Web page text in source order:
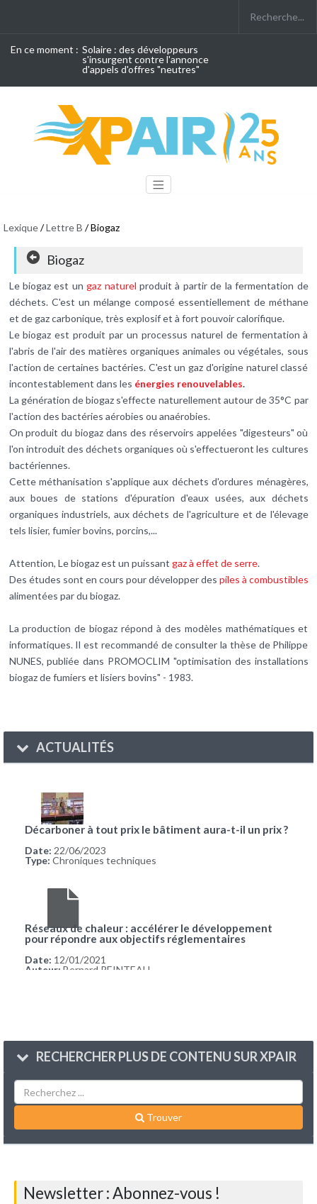
En ce moment : Solaire : des développeurs
s'insurgent contre l'annonce
d'appels d'offres "neutres"
Lexique/Lettre B / Biogaz
Biogaz
Le biogaz est ungaz naturel produit à partir de la fermentation de
déchets. C'est un mélange composé essentiellement de méthane
et de gaz carbonique, très explosif et à fort pouvoir calorifique.
Le biogaz est produit par un processus naturel de fermentation à
l'abris de l'air des matières organiques animales ou végétales, sous
l'action de certaines bactéries. C'est un gaz d'origine naturel classé
incontestablement dans les énergies renouvelables.
La génération de biogaz s'effecte naturellement autour de 35°C par
l'action des bactéries aérobies ou anaérobies.
On produit du biogaz dans des réservoirs appelées "digesteurs" où
l'on introduit des déchets organiques où s'effectueront les cultures
bactériennes.
Cette méthanisation s'applique aux déchets d'ordures ménagères,
aux boues de stations d'épuration d'eaux usées, aux déchets
organiques industriels, aux déchets de l'agriculture et de l'élevage
tels lisier, fumier bovins, porcins,...
Attention, Le biogaz est un puissant gaz à effet de serre.
Des études sont en cours pour développer des piles à combustibles
alimentées par du biogaz.
La production de biogaz répond à des modèles mathématiques et
informatiques. Il est recommandé de consulter la thèse de Philippe
NUNES, publiée dans PROMOCLIM "optimisation des installations
biogaz de fumiers et lisiers bovins" - 1983.
ACTUALITÉS
Décarboner à tout prix le bâtiment aura-t-il un prix ?
Date: 22/06/2023
Type: Chroniques techniques
Réseaux de chaleur : accélérer le développement
pour répondre aux objectifs réglementaires
Date: 12/01/2021
Auteur: Bernard REINTEAU
RECHERCHER PLUS DE CONTENU SUR XPAIR
Trouver
Newsletter : Abonnez-vous !